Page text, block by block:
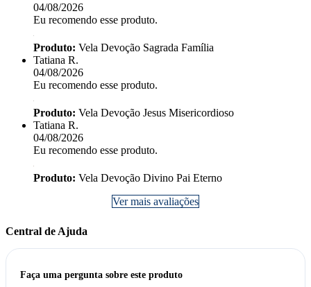
04/08/2026
Eu recomendo esse produto.
Produto: Vela Devoção Sagrada Família
Tatiana R.
04/08/2026
Eu recomendo esse produto.
Produto: Vela Devoção Jesus Misericordioso
Tatiana R.
04/08/2026
Eu recomendo esse produto.
Produto: Vela Devoção Divino Pai Eterno
Ver mais avaliações
Central de Ajuda
Faça uma pergunta sobre este produto